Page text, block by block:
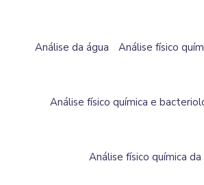
Análise da água Análise físico
Análise físico química e
Análise físico química da